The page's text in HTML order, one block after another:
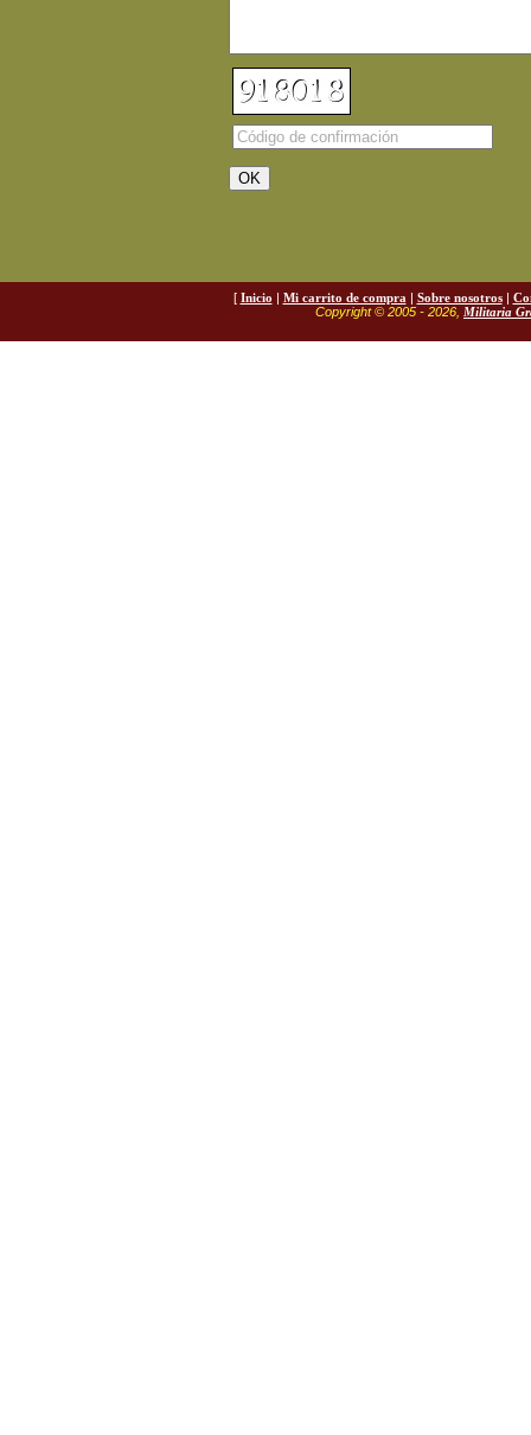
[ Inicio | Mi carrito de compra | Sobre nosotros|
Copyright © 2005 - 2026, Militaria